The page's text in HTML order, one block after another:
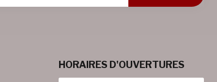
HORAIRES D'OUVERTURES